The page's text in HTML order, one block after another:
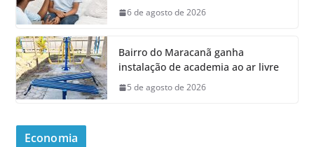
6 de agosto de 2026
Bairro do Maracanã ganha
instalação de academia ao ar livre
5 de agosto de 2026
Economia